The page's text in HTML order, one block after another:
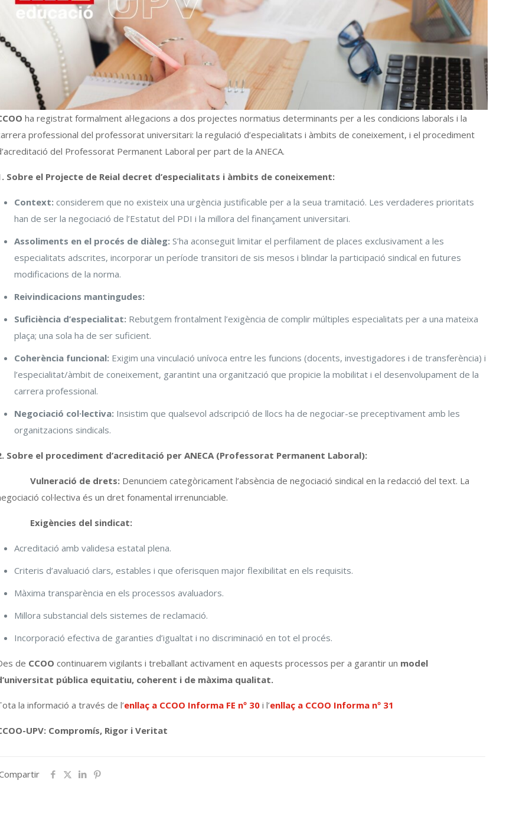
ha registrat formalment al·legacions a dos projectes normatius determinants per a les condicions laborals i la
professional del professorat universitari: la regulació d’especialitats i àmbits de coneixement, i el procediment
del Professorat Permanent Laboral per part de la ANECA.
Sobre el Projecte de Reial decret d’especialitats i àmbits de coneixement:
Context: considerem que no existeix una urgència justificable per a la seua tramitació. Les verdaderes prioritats
han de ser la negociació de l’Estatut del PDI i la millora del finançament universitari.
Assoliments en el procés de diàleg: S’ha aconseguit limitar el perfilament de places exclusivament a les
especialitats adscrites, incorporar un període transitori de sis mesos i blindar la participació sindical en futures
modificacions de la norma.
Reivindicacions mantingudes:
Suficiència d’especialitat: Rebutgem frontalment l’exigència de complir múltiples especialitats per a una mateixa
plaça; una sola ha de ser suficient.
Coherència funcional: Exigim una vinculació unívoca entre les funcions (docents, investigadores i de transferència) i
l’especialitat/àmbit de coneixement, garantint una organització que propicie la mobilitat i el desenvolupament de la
carrera professional.
Negociació col·lectiva: Insistim que qualsevol adscripció de llocs ha de negociar-se preceptivament amb les
organitzacions sindicals.
Sobre el procediment d’acreditació per ANECA (Professorat Permanent Laboral):
Vulneració de drets: Denunciem categòricament l’absència de negociació sindical en la redacció del text. La
col·lectiva és un dret fonamental irrenunciable.
Exigències del sindicat:
Acreditació amb validesa estatal plena.
Criteris d’avaluació clars, estables i que oferisquen major flexibilitat en els requisits.
Màxima transparència en els processos avaluadors.
Millora substancial dels sistemes de reclamació.
Incorporació efectiva de garanties d’igualtat i no discriminació en tot el procés.
de CCOO continuarem vigilants i treballant activament en aquests processos per a garantir un model
pública equitatiu, coherent i de màxima qualitat.
la informació a través de l’enllaç a CCOO Informa FE nº 30 i l’enllaç a CCOO Informa nº 31
UPV: Compromís, Rigor i Veritat